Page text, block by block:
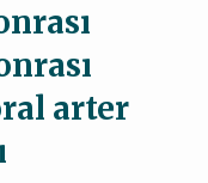
arter